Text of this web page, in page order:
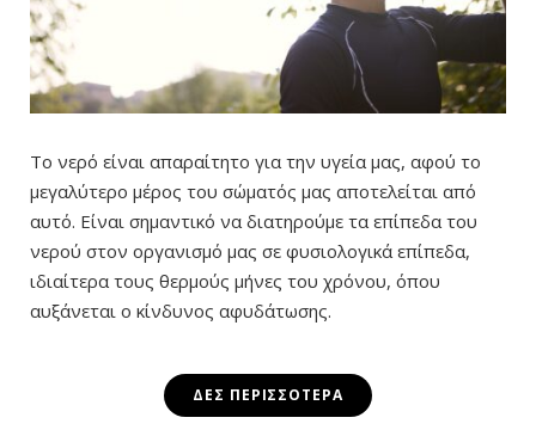
Το νερό είναι απαραίτητο για την υγεία μας, αφού το
μεγαλύτερο μέρος του σώματός μας αποτελείται από
αυτό. Είναι σημαντικό να διατηρούμε τα επίπεδα του
νερού στον οργανισμό μας σε φυσιολογικά επίπεδα,
ιδιαίτερα τους θερμούς μήνες του χρόνου, όπου
αυξάνεται ο κίνδυνος αφυδάτωσης.
ΔΕΣ ΠΕΡΙΣΣΌΤΕΡΑ